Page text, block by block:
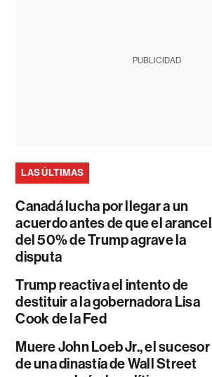
PUBLICIDAD
LAS ÚLTIMAS
Canadá lucha por llegar a un
acuerdo antes de que el arancel
del 50% de Trump agrave la
disputa
Trump reactiva el intento de
destituir a la gobernadora Lisa
Cook de la Fed
Muere John Loeb Jr., el sucesor
de una dinastía de Wall Street